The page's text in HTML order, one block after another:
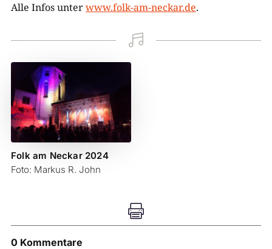
Alle Infos unterwww.folk-am-neckar.de.

Folk am Neckar 2024
Foto: Markus R. John

0 Kommentare